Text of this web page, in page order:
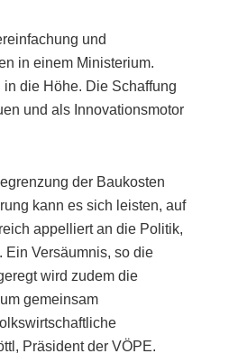
und
in einem Ministerium.
die Höhe. Die Schaffung
und als Innovationsmotor
der Baukosten
kann es sich leisten, auf
appelliert an die Politik,
Versäumnis, so die
wird zudem die
gemeinsam
Präsident der VÖPE.